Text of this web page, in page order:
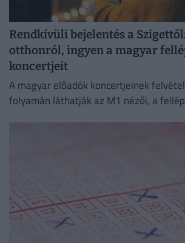
Rendkívüli bejelentés a
otthonról, ingyen a magyar
koncertjeit
A magyar előadók koncertjeinek
folyamán láthatják az M1 nézői, a